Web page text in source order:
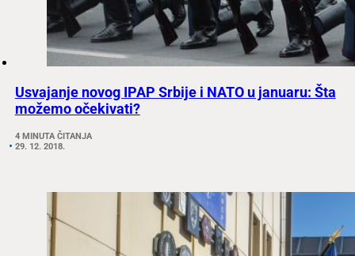
Usvajanje novog IPAP Srbije i NATO u januaru: Šta
možemo očekivati?
4 MINUTA ČITANJA
29. 12. 2018.